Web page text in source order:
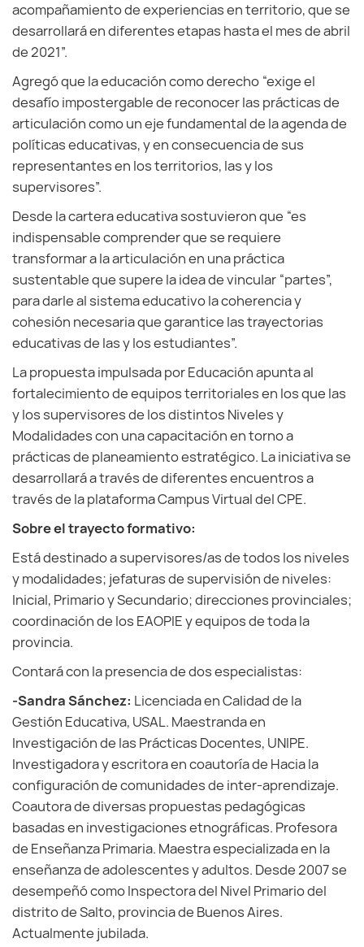
acompañamiento de experiencias en territorio, que se
desarrollará en diferentes etapas hasta el mes de abril
de 2021”.
Agregó que la educación como derecho “exige el
desafío impostergable de reconocer las prácticas de
articulación como un eje fundamental de la agenda de
políticas educativas, y en consecuencia de sus
representantes en los territorios, las y los
supervisores”.
Desde la cartera educativa sostuvieron que “es
indispensable comprender que se requiere
transformar a la articulación en una práctica
sustentable que supere la idea de vincular “partes”,
para darle al sistema educativo la coherencia y
cohesión necesaria que garantice las trayectorias
educativas de las y los estudiantes”.
La propuesta impulsada por Educación apunta al
fortalecimiento de equipos territoriales en los que las
y los supervisores de los distintos Niveles y
Modalidades con una capacitación en torno a
prácticas de planeamiento estratégico. La iniciativa se
desarrollará a través de diferentes encuentros a
través de la plataforma Campus Virtual del CPE.
Sobre el trayecto formativo:
Está destinado a supervisores/as de todos los niveles
y modalidades; jefaturas de supervisión de niveles:
Inicial, Primario y Secundario; direcciones provinciales;
coordinación de los EAOPIE y equipos de toda la
provincia.
Contará con la presencia de dos especialistas:
-Sandra Sánchez: Licenciada en Calidad de la
Gestión Educativa, USAL. Maestranda en
Investigación de las Prácticas Docentes, UNIPE.
Investigadora y escritora en coautoría de Hacia la
configuración de comunidades de inter-aprendizaje.
Coautora de diversas propuestas pedagógicas
basadas en investigaciones etnográficas. Profesora
de Enseñanza Primaria. Maestra especializada en la
enseñanza de adolescentes y adultos. Desde 2007 se
desempeñó como Inspectora del Nivel Primario del
distrito de Salto, provincia de Buenos Aires.
Actualmente jubilada.